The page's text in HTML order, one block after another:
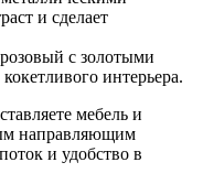
и сделает
с золотыми
интерьера.
мебель и
направляющим
и удобство в